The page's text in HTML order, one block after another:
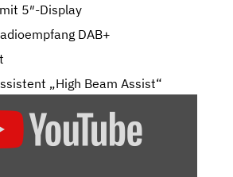
5″-Display
DAB+
„High Beam Assist“